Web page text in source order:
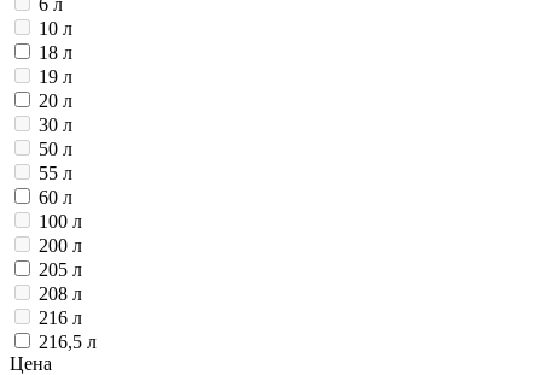
6 л
10 л
18 л
19 л
20 л
30 л
50 л
55 л
60 л
100 л
200 л
205 л
208 л
216 л
216,5 л
Цена